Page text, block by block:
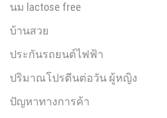
นม lactose free
บ้านสวย
ประกันรถยนต์ไฟฟ้า
ปริมาณโปรตีนต่อวัน ผู้หญิง
ปัญหาทางการค้า